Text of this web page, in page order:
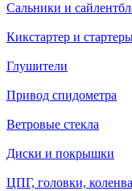
Сальники и
Кикстартер и
Глушители
Привод спидометра
Ветровые стекла
Диски и покрышки
ЦПГ, головки,